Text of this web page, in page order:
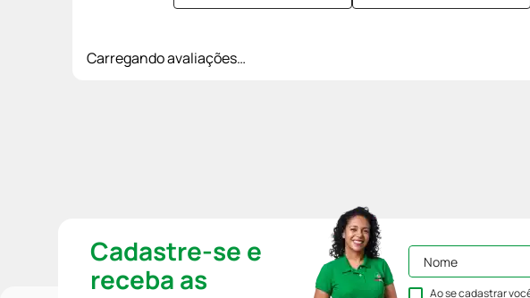
Carregando avaliações…
Cadastre-se e
receba as
Ao se cadastrar